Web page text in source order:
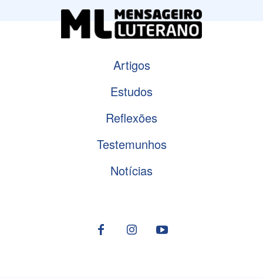
Artigos
Estudos
Reflexões
Testemunhos
Notícias